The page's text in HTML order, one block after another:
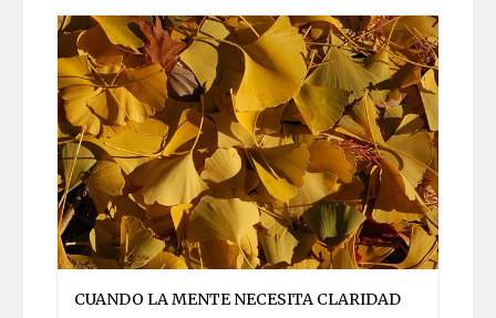
CUANDO LA MENTE NECESITA CLARIDAD